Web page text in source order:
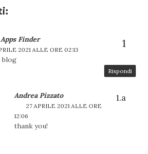
Apps Finder
2021 ALLE ORE 02:13
blog
Rispondi
Andrea Pizzato
27 APRILE 2021 ALLE ORE
12:06
thank you!